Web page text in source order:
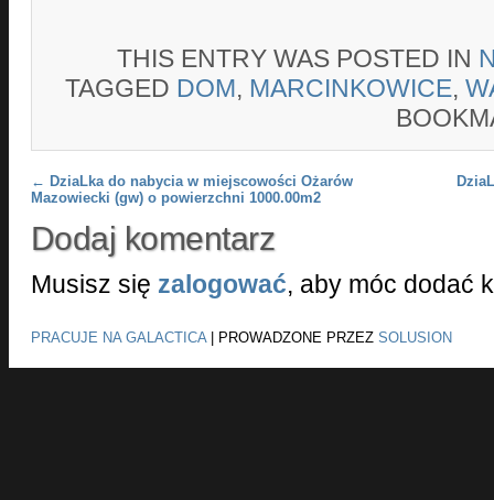
THIS ENTRY WAS POSTED IN
TAGGED DOM, MARCINKOWICE,
Post navigation
← DziaLka do nabycia w miejscowości Ożarów
Mazowiecki (gw) o powierzchni 1000.00m2
Dodaj komentarz
Musisz się zalogować, aby móc dodać
PRACUJE NA GALACTICA| PROWADZONE PRZEZ SOLUSION